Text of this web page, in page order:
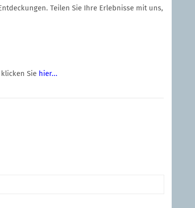
Teilen Sie Ihre Erlebnisse mit uns,
Sie hier...